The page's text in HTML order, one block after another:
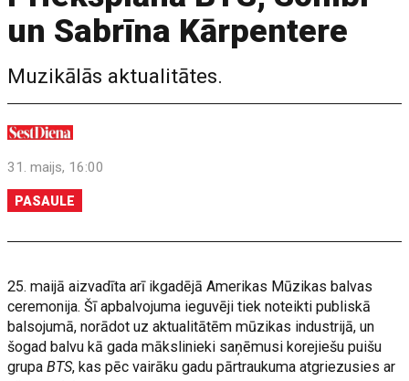
un Sabrīna Kārpentere
Muzikālās aktualitātes.
31. maijs, 16:00
PASAULE
25. maijā aizvadīta arī ikgadējā Amerikas Mūzikas balvas
ceremonija. Šī apbalvojuma ieguvēji tiek noteikti publiskā
balsojumā, norādot uz aktualitātēm mūzikas industrijā, un
šogad balvu kā gada mākslinieki saņēmusi korejiešu puišu
grupaBTS, kas pēc vairāku gadu pārtraukuma atgriezusies ar